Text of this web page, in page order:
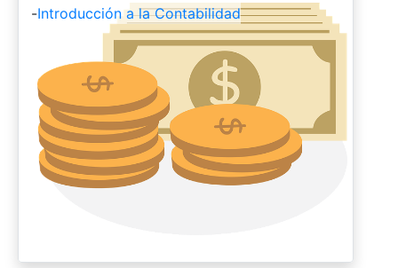
-Introducción a la Contabilidad